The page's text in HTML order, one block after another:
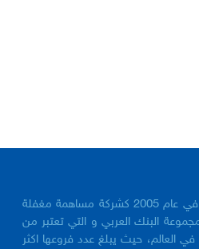
تأسس البنك العربي – سورية في عام 2005 كشركة مساهمة مغفلة
البنك العربي و التي تعتبر من
في العالم، حيث يبلغ عدد فروعها اكثر